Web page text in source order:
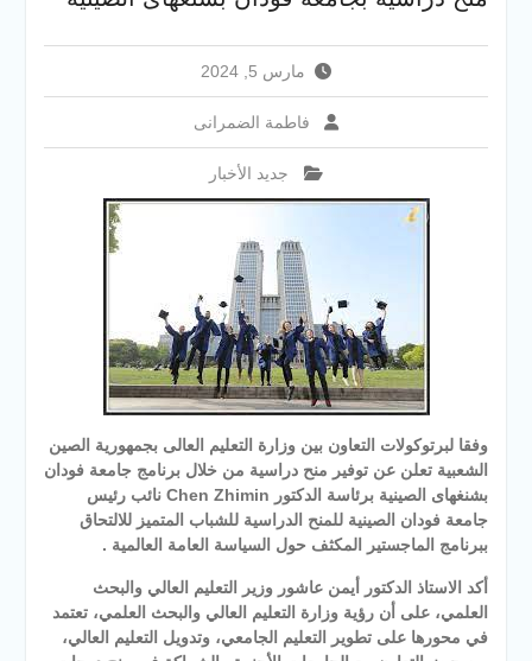
والخدمية بجامعة سوهاج
جامعة سوهاج تفتح أبوابها
أيام المرحلة الأولى للتنسيق
الإلكتروني للقبول بالجامعات
مارس 5, 2024
فاطمة الضمرانى
جديد الأخبار
وفقا لبرتوكولات التعاون بين وزارة التعليم العالى بجمهورية الصين
الشعبية تعلن عن توفير منح دراسية من خلال برنامج جامعة فودان
بشنغهاى الصينية برئاسة الدكتور Chen Zhimin نائب رئيس
جامعة فودان الصينية للمنح الدراسية للشباب المتميز للالتحاق
ببرنامج الماجستير المكثف حول السياسة العامة العالمية .
أكد الاستاذ الدكتور أيمن عاشور وزير التعليم العالي والبحث
العلمي، على أن رؤية وزارة التعليم العالي والبحث العلمي، تعتمد
في محورها على تطوير التعليم الجامعي، وتدويل التعليم العالي،